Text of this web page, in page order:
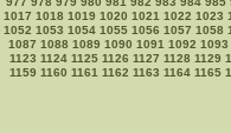
1017 1018 1019 1020 1021 1022 1023
1052 1053 1054 1055 1056 1057 1058
1087 1088 1089 1090 1091 1092 1093
1123 1124 1125 1126 1127 1128 1129
1159 1160 1161 1162 1163 1164 1165